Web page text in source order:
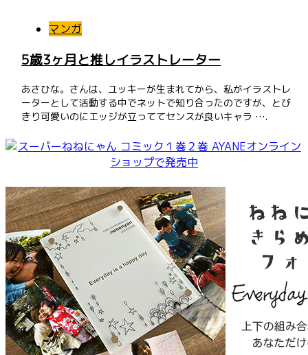
マンガ
5歳3ヶ月と推しイラストレーター
あさひな。さんは、ユッキーが生まれてから、私がイラストレ
ーターとして活動する中でネットで知り合ったのですが、とび
きり可愛いのにエッジが立っててセンスが良いキャラ ….